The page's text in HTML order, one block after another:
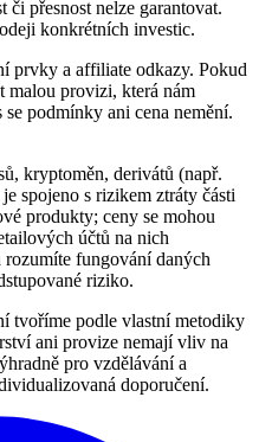
přesnost nelze garantovat.
konkrétních investic.
prvky a affiliate odkazy. Pokud
malou provizi, která nám
podmínky ani cena nemění.
kryptoměn, derivátů (např.
spojeno s rizikem ztráty části
produkty; ceny se mohou
účtů na nich
fungování daných
riziko.
tvoříme podle vlastní metodiky
ani provize nemají vliv na
pro vzdělávání a
doporučení.